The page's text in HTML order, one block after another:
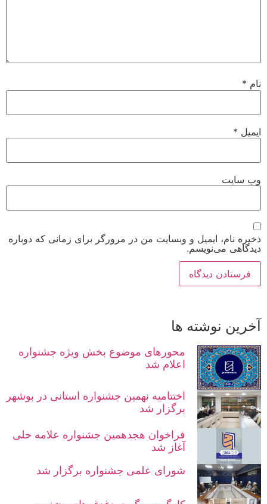
نام*
ایمیل*
وب‌ سایت
ذخیره نام، ایمیل و وبسایت من در مرورگر برای زمانی که دوباره
دیدگاهی می‌نویسم.
آخرین نوشته ها
محورهای موضوع بخش ویژه جشنواره
اعلام شد
اختتامیه نهمین جشنواره استانی در بوشهر
برگزار شد
فراخوان هجدهمین جشنواره علامه حلی
آغاز شد
شورای علمی جشنواره برگزار شد